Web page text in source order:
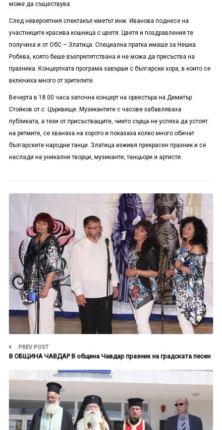
може да съществува
След невероятния спектакъл кметът инж. Иванова поднесе на
участниците красива кошница с цветя. Цветя и поздравления те
получиха и от ОбС – Златица. Специална пратка имаше за Нешка
Робева, която беше възпрепятствана и не можа да присъства на
празника. Концертната програма завърши с български хора, в които се
включиха много от зрителите.
Вечерта в 18.00 часа започна концерт на оркестъра на Димитър
Стойков от с. Църквище. Музикантите с часове забавляваха
публиката, а тези от присъстващите, чиито сърца не успяха да устоят
на ритмите, се хванаха на хорото и показаха колко много обичат
българските народни танци. Златица изживя прекрасен празник и се
наслади на уникални творци, музиканти, танцьори и артисти.
PREV POST
В ОБЩИНА ЧАВДАР В община Чавдар празник на градската песен